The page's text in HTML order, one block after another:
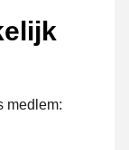
medlem: